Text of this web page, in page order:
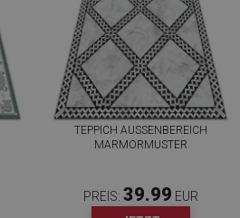
TEPPICH AUSSENBEREICH M
ARMORMUSTER
PREIS: 39.99 EUR